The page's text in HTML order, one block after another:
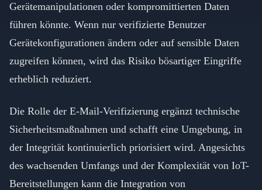
Gerätemanipulationen oder kompromittierten Daten
führen könnte. Wenn nur verifizierte Benutzer
Gerätekonfigurationen ändern oder auf sensible Daten
zugreifen können, wird das Risiko bösartiger Eingriffe
erheblich reduziert.
Die Rolle der E-Mail-Verifizierung ergänzt technische
Sicherheitsmaßnahmen und schafft eine Umgebung, in
der Integrität kontinuierlich priorisiert wird. Angesichts
des wachsenden Umfangs und der Komplexität von IoT-
Bereitstellungen kann die Integration von